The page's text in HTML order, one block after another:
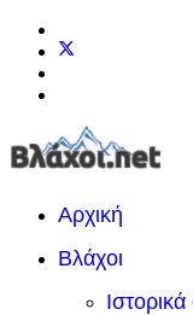
Αρχική
Βλάχοι
Ιστορικά